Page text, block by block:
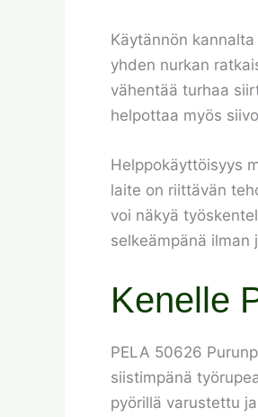
Käytännön
yhden nurkan
vähentää turhaa
helpottaa myös
Helppokäyttöisyys
laite on riittävän
voi näkyä
selkeämpänä ilman
Kenelle
PELA 50626
siistimpänä
pyörillä varustettu